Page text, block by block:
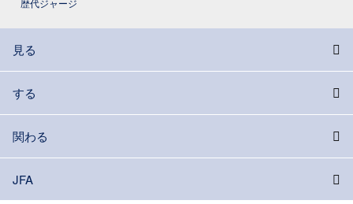
歴代ジャージ
見る
する
関わる
JFA